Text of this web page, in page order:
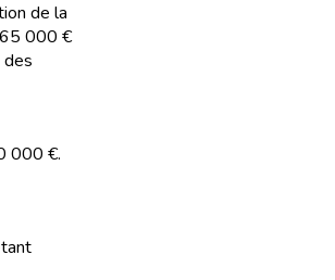
de la
000 €
des
000 €.